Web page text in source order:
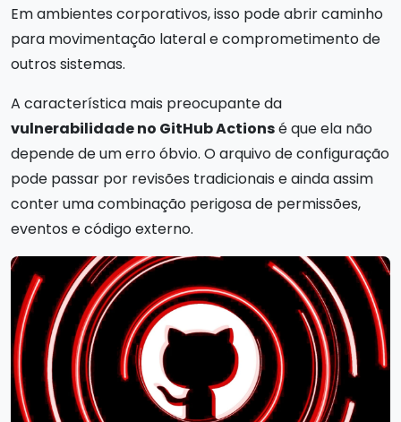
Em ambientes corporativos, isso pode abrir caminho
para movimentação lateral e comprometimento de
outros sistemas.
A característica mais preocupante da
vulnerabilidade no GitHub Actionsé que ela não
depende de um erro óbvio. O arquivo de configuração
pode passar por revisões tradicionais e ainda assim
conter uma combinação perigosa de permissões,
eventos e código externo.